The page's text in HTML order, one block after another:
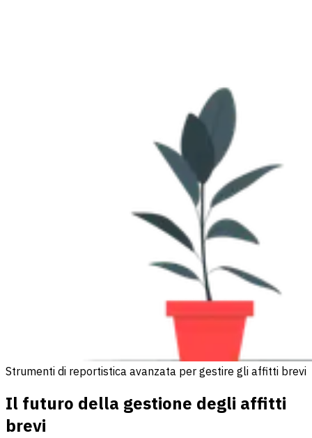
Strumenti di reportistica avanzata per gestire gli affitti brevi
Il futuro della gestione degli affitti
brevi